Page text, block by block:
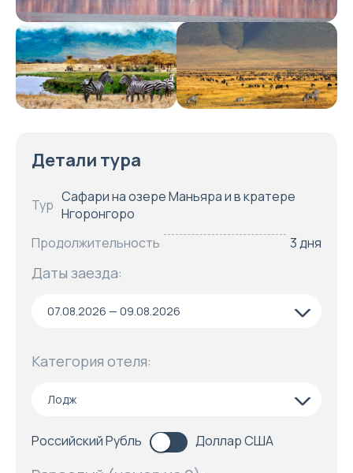
Детали тура
Тур Сафари на озере Маньяра и в кратере
Нгоронгоро
Продолжительность
3 дня
Даты заезда:
07.08.2026 — 09.08.2026
Категория отеля:
Лодж
Российский Рубль Доллар США